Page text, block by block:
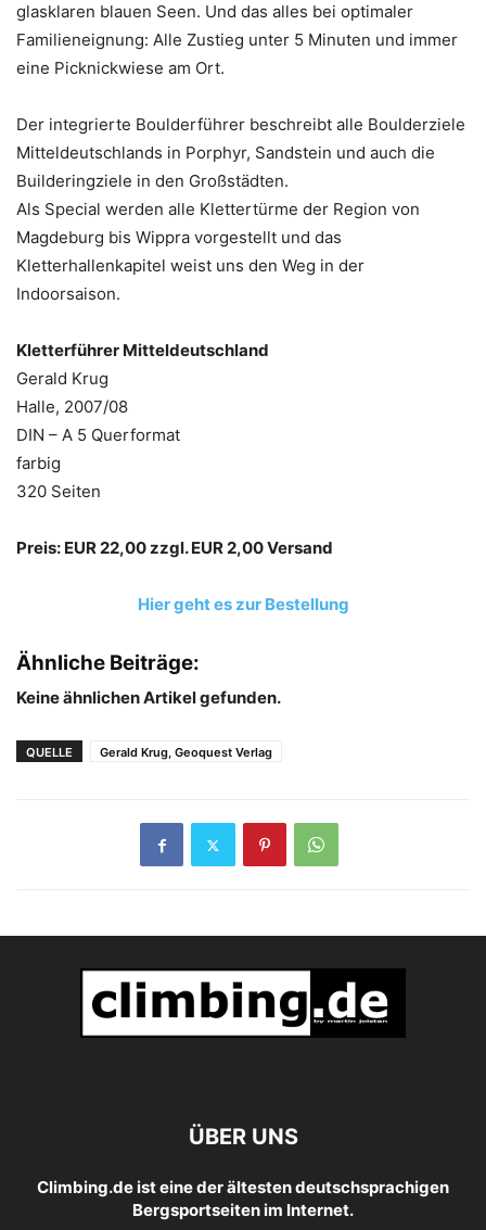
glasklaren blauen Seen. Und das alles bei optimaler
Familieneignung: Alle Zustieg unter 5 Minuten und immer
eine Picknickwiese am Ort.
Der integrierte Boulderführer beschreibt alle Boulderziele
Mitteldeutschlands in Porphyr, Sandstein und auch die
Builderingziele in den Großstädten.
Als Special werden alle Klettertürme der Region von
Magdeburg bis Wippra vorgestellt und das
Kletterhallenkapitel weist uns den Weg in der
Indoorsaison.
Kletterführer Mitteldeutschland
Gerald Krug
Halle, 2007/08
DIN – A 5 Querformat
farbig
320 Seiten
Preis: EUR 22,00 zzgl. EUR 2,00 Versand
Hier geht es zur Bestellung
Ähnliche Beiträge:
Keine ähnlichen Artikel gefunden.
QUELLE Gerald Krug, Geoquest Verlag
ÜBER UNS
Climbing.de ist eine der ältesten deutschsprachigen
Bergsportseiten im Internet.